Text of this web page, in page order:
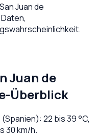
San Juan de
Juan de
Überblick
(Spanien): 22 bis39°C,
30km/h.